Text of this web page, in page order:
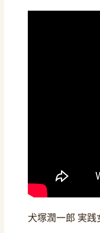
犬塚潤一郎 実